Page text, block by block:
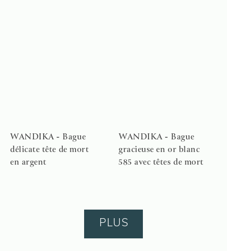
WANDIKA - Bague
délicate tête de mort
en argent
WANDIKA - Bague
gracieuse en or blanc
585 avec têtes de mort
PLUS